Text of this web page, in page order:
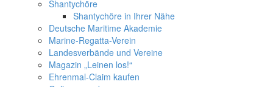
Shantychöre
Shantychöre in Ihrer Nähe
Deutsche Maritime Akademie
Marine-Regatta-Verein
Landesverbände und Vereine
Magazin „Leinen los!“
Ehrenmal-Claim kaufen